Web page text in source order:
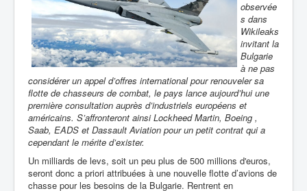
observée
s dans
Wikileaks
invitant la
Bulgarie
à ne pas
considérer un appel d’offres international pour renouveler sa
flotte de chasseurs de combat, le pays lance aujourd’hui une
première consultation auprès d’industriels européens et
américains. S’affronteront ainsi Lockheed Martin, Boeing ,
Saab, EADS et Dassault Aviation pour un petit contrat qui a
cependant le mérite d’exister.
Un milliards de levs, soit un peu plus de 500 millions d'euros,
seront donc a priori attribuées à une nouvelle flotte d’avions de
chasse pour les besoins de la Bulgarie. Rentrent en